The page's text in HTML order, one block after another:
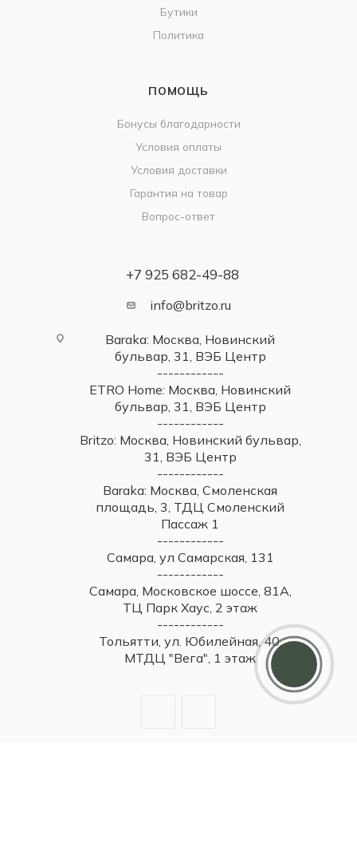
Бутики
Политика
ПОМОЩЬ
Бонусы благодарности
Условия оплаты
Условия доставки
Гарантия на товар
Вопрос-ответ
+7 925 682-49-88
info@britzo.ru
Baraka: Москва, Новинский
бульвар, 31, ВЭБ Центр
------------
ETRO Home: Москва, Новинский
бульвар, 31, ВЭБ Центр
------------
Britzo: Москва, Новинский бульвар,
31, ВЭБ Центр
------------
Baraka: Москва, Смоленская
площадь, 3, ТДЦ Смоленский
Пассаж 1
------------
Самара, ул Самарская, 131
------------
Самара, Московское шоссе, 81А,
ТЦ Парк Хаус, 2 этаж
------------
Тольятти, ул. Юбилейная, 40,
МТДЦ "Вега", 1 этаж
Мы ценим своих клиентов и в качестве
благодарности зачисляем 5 000 бонусов за